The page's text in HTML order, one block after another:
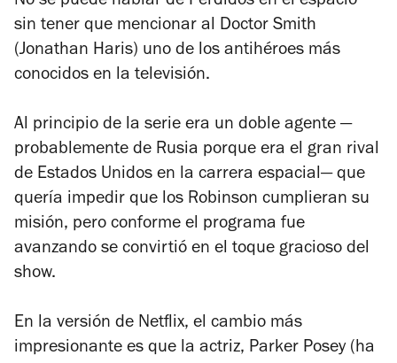
sin tener que mencionar al Doctor Smith
(Jonathan Haris) uno de los antihéroes más
conocidos en la televisión.
Al principio de la serie era un doble agente —
probablemente de Rusia porque era el gran rival
de Estados Unidos en la carrera espacial— que
quería impedir que los Robinson cumplieran su
misión, pero conforme el programa fue
avanzando se convirtió en el toque gracioso del
show.
En la versión de Netflix, el cambio más
impresionante es que la actriz, Parker Posey (ha